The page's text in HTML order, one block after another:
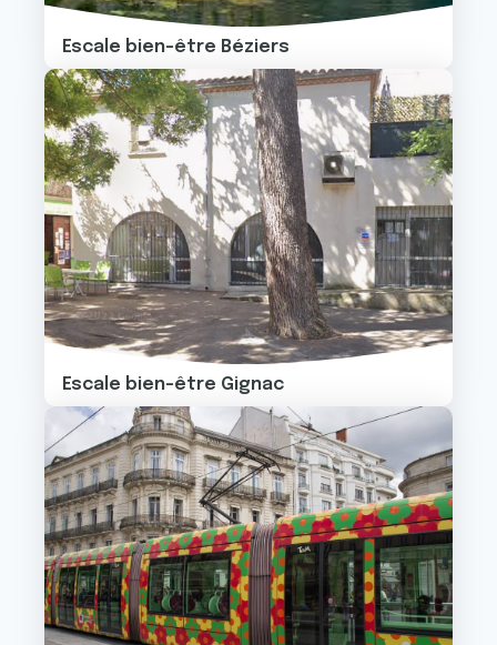
Escale bien-être Béziers
Image
Escale bien-être Gignac
Image